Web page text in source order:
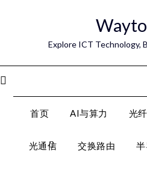
Explore ICT Technology,
首页 AI与算力 光纤
光通信 交换路由